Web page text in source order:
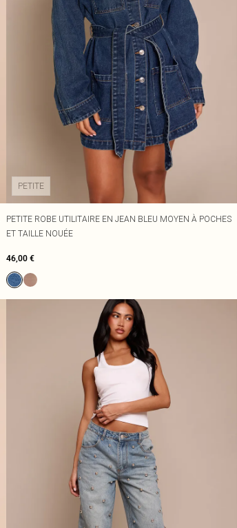
PETITE
PETITE ROBE UTILITAIRE EN JEAN BLEU MOYEN À POCHES
ET TAILLE NOUÉE
46,00 €